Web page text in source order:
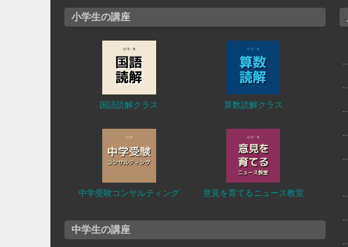
小学生の講座
国語読解クラス 算数読解クラス
中学受験コンサルティング 意見を育てるニュース教室
中学生の講座